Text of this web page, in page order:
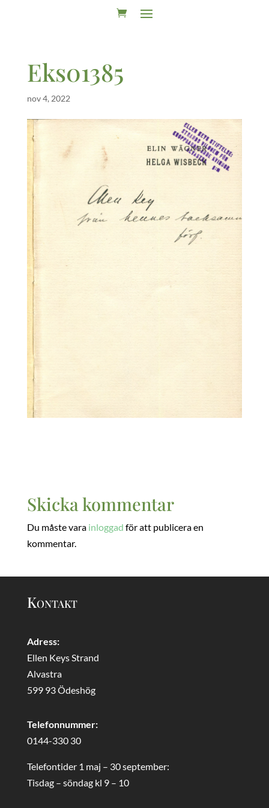
Eks01385
nov 4, 2022
Skicka kommentar
Du måste vara inloggad för att publicera en
kommentar.
Kontakt
Adress:
Ellen Keys Strand
Alvastra
599 93 Ödeshög
Telefonnummer:
0144-330 30
Telefontider 1 maj – 30 september:
Tisdag – söndag kl 9 – 10